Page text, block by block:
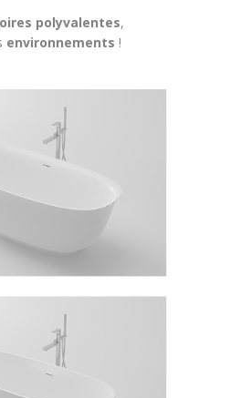
polyvalentes,
environnements !